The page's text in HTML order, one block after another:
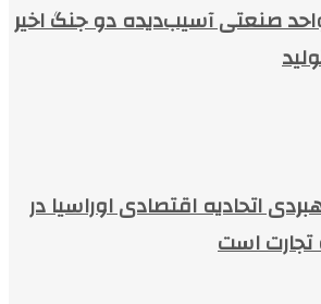
۴۶ واحد صنعتی آسیب‌دیده دو جنگ اخیر
اتحادیه اقتصادی اوراسیا در
است